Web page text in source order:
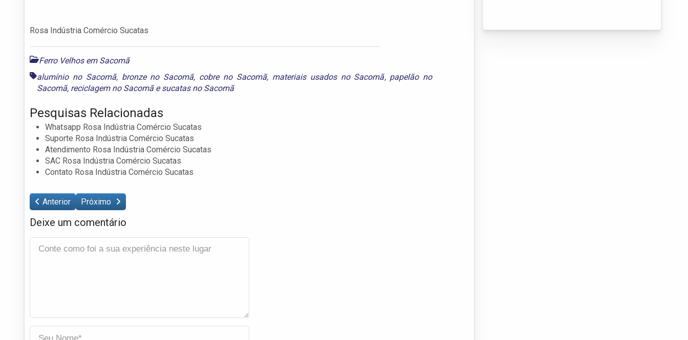
Rosa Indústria Comércio Sucatas
Ferro Velhos em Sacomã
alumínio no Sacomã, bronze no Sacomã, cobre no Sacomã, materiais usados no Sacomã, papelão no
Sacomã, reciclagem no Sacomãesucatas no Sacomã
Pesquisas Relacionadas
Whatsapp Rosa Indústria Comércio Sucatas
Suporte Rosa Indústria Comércio Sucatas
Atendimento Rosa Indústria Comércio Sucatas
SAC Rosa Indústria Comércio Sucatas
Contato Rosa Indústria Comércio Sucatas
Anterior Próximo
Deixe um comentário